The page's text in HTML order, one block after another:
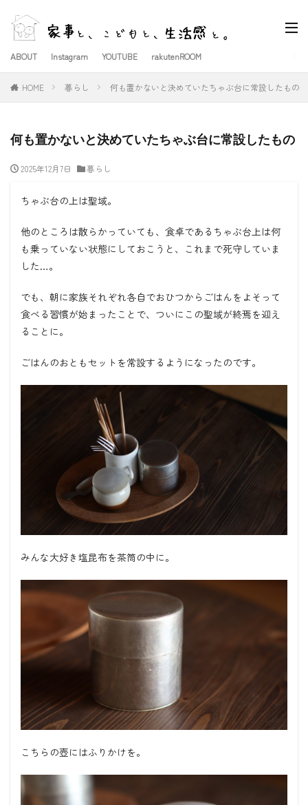
ABOUT Instagram YOUTUBE rakutenROOM
HOME 暮らし 何も置かないと決めていたちゃぶ台に常設したもの
何も置かないと決めていたちゃぶ台に常設したもの
2025年12月7日 暮らし
ちゃぶ台の上は聖域。
他のところは散らかっていても、食卓であるちゃぶ台上は何
も乗っていない状態にしておこうと、これまで死守していま
した…。
でも、朝に家族それぞれ各自でおひつからごはんをよそって
食べる習慣が始まったことで、ついにこの聖域が終焉を迎え
ることに。
ごはんのおともセットを常設するようになったのです。
みんな大好き塩昆布を茶筒の中に。
こちらの壺にはふりかけを。